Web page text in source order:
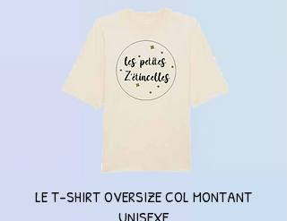
LE T-SHIRT OVERSIZE COL MONTANT